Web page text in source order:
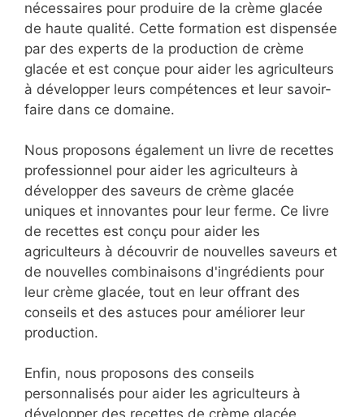
nécessaires pour produire de la crème glacée
de haute qualité. Cette formation est dispensée
par des experts de la production de crème
glacée et est conçue pour aider les agriculteurs
à développer leurs compétences et leur savoir-
faire dans ce domaine.
Nous proposons également un livre de recettes
professionnel pour aider les agriculteurs à
développer des saveurs de crème glacée
uniques et innovantes pour leur ferme. Ce livre
de recettes est conçu pour aider les
agriculteurs à découvrir de nouvelles saveurs et
de nouvelles combinaisons d'ingrédients pour
leur crème glacée, tout en leur offrant des
conseils et des astuces pour améliorer leur
production.
Enfin, nous proposons des conseils
personnalisés pour aider les agriculteurs à